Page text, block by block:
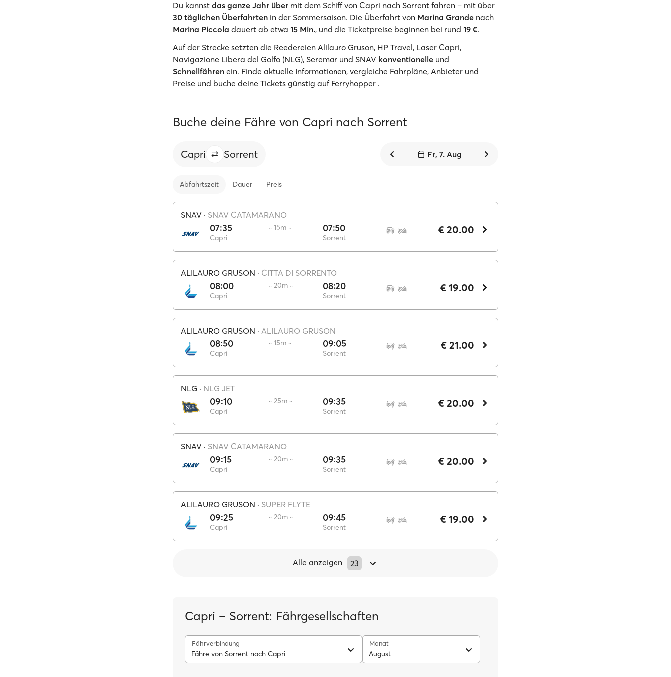
Du kannst das ganze Jahr über mit dem Schiff von Capri nach Sorrent fahren – mit über
30 täglichen Überfahrten in der Sommersaison. Die Überfahrt von Marina Grande nach
Marina Piccola dauert ab etwa 15 Min., und die Ticketpreise beginnen bei rund 19 €.
Auf der Strecke setzten die Reedereien Alilauro Gruson, HP Travel, Laser Capri,
Navigazione Libera del Golfo (NLG), Seremar und SNAV konventionelle und
Schnellfähren ein. Finde aktuelle Informationen, vergleiche Fahrpläne, Anbieter und
Preise und buche deine Tickets günstig auf Ferryhopper .
Buche deine Fähre von Capri nach Sorrent
Capri Sorrent Fr, 7. Aug
Abfahrtszeit Dauer Preis
SNAV · SNAV CATAMARANO
07:35
Capri
·· 15m ·· 07:50
Sorrent
€ 20.00
ALILAURO GRUSON · CITTA DI SORRENTO
08:00
Capri
·· 20m ·· 08:20
Sorrent
€ 19.00
ALILAURO GRUSON · ALILAURO GRUSON
08:50
Capri
·· 15m ·· 09:05
Sorrent
€ 21.00
NLG · NLG JET
09:10
Capri
·· 25m ·· 09:35
Sorrent
€ 20.00
SNAV · SNAV CATAMARANO
09:15
Capri
·· 20m ·· 09:35
Sorrent
€ 20.00
ALILAURO GRUSON · SUPER FLYTE
09:25
Capri
·· 20m ·· 09:45
Sorrent
€ 19.00
Alle anzeigen 23
Capri – Sorrent: Fährgesellschaften
Fährverbindung
Fähre von Sorrent nach Capri
Monat
August